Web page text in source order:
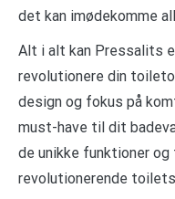
det kan imødekomme
Alt i alt kan Pressalits
revolutionere din
design og fokus på
must-have til dit
de unikke funktioner
revolutionerende